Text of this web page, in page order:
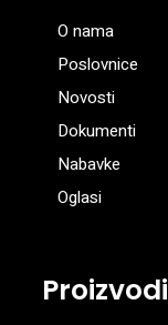
O nama
Poslovnice
Novosti
Dokumenti
Nabavke
Oglasi
Proizvodi